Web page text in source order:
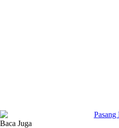
Baca Juga